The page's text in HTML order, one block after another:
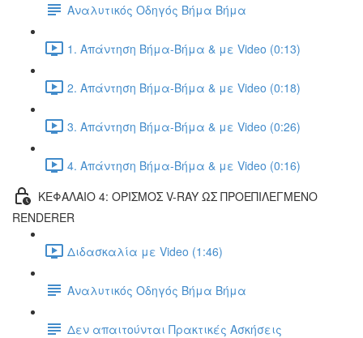
Αναλυτικός Οδηγός Βήμα Βήμα
1. Απάντηση Βήμα-Βήμα & με Video (0:13)
2. Απάντηση Βήμα-Βήμα & με Video (0:18)
3. Απάντηση Βήμα-Βήμα & με Video (0:26)
4. Απάντηση Βήμα-Βήμα & με Video (0:16)
ΚΕΦΑΛΑΙΟ 4: ΟΡΙΣΜΟΣ V-RAY ΩΣ ΠΡΟΕΠΙΛΕΓΜΕΝΟ
RENDERER
Διδασκαλία με Video (1:46)
Αναλυτικός Οδηγός Βήμα Βήμα
Δεν απαιτούνται Πρακτικές Ασκήσεις